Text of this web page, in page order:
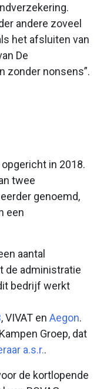
andere zoveel
het afsluiten van
De
zonder nonsens”.
in 2018.
twee
genoemd,
een
aantal
de administratie
bedrijf werkt
, VIVAT en Aegon.
Groep, dat
a.s.r..
de kortlopende